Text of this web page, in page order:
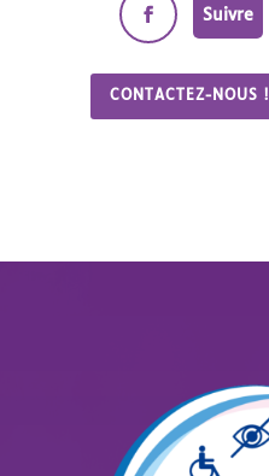
Suivre
CONTACTEZ-NOUS !